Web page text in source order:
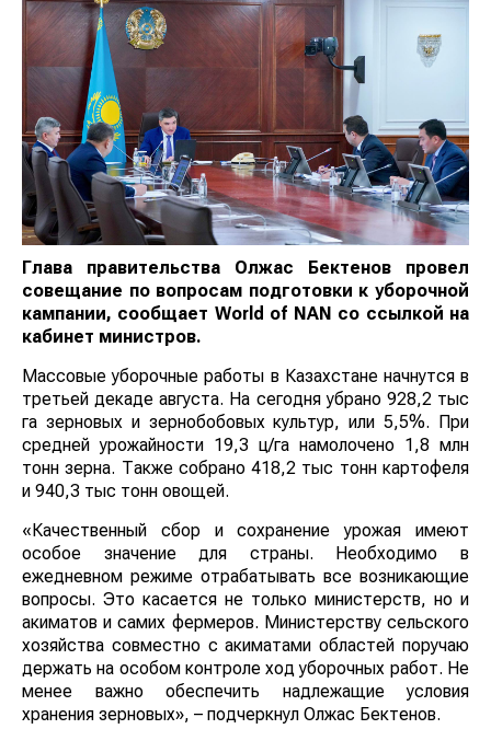
Глава правительства Олжас Бектенов провел
совещание по вопросам подготовки к уборочной
кампании, сообщает World of NAN со ссылкой на
кабинет министров.
Массовые уборочные работы в Казахстане начнутся в
третьей декаде августа. На сегодня убрано 928,2 тыс
га зерновых и зернобобовых культур, или 5,5%. При
средней урожайности 19,3 ц/га намолочено 1,8 млн
тонн зерна. Также собрано 418,2 тыс тонн картофеля
и 940,3 тыс тонн овощей.
«Качественный сбор и сохранение урожая имеют
особое значение для страны. Необходимо в
ежедневном режиме отрабатывать все возникающие
вопросы. Это касается не только министерств, но и
акиматов и самих фермеров. Министерству сельского
хозяйства совместно с акиматами областей поручаю
держать на особом контроле ход уборочных работ. Не
менее важно обеспечить надлежащие условия
хранения зерновых», – подчеркнул Олжас Бектенов.